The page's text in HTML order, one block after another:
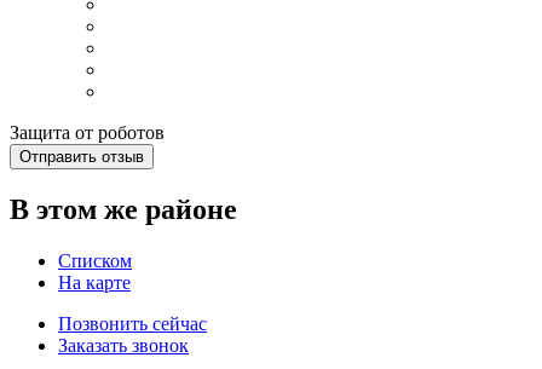
Защита от роботов
Отправить отзыв
В этом же районе
Списком
На карте
Позвонить сейчас
Заказать звонок